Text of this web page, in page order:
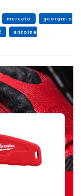
mercato
georginio
antoine